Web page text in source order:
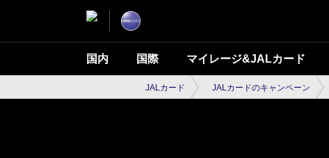
国内 国際 マイレージ&JALカード
JALカード JALカードのキャンペーン